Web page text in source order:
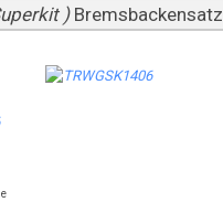
) Bremsbackensatz